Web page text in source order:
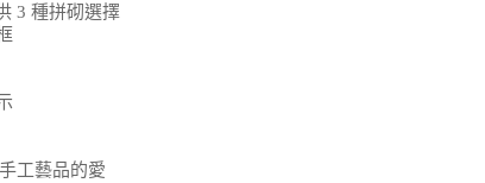
3 種拼砌選擇
工藝品的愛